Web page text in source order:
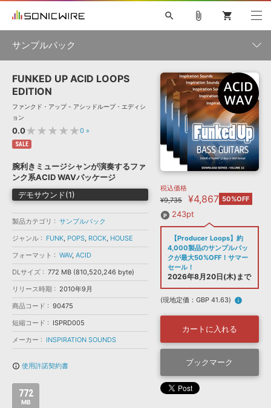
ソフト音源 »
プラグイン・エフェクト »
サンプルパック »
ソフトウェア／ツール »
DAW »
効果音 »
BGM »
キャンペーン »
特集 »
ニュースレター »
SONICWIREブログ »
製品サポート情報 »
DTMガイド »
FAQ »
お問い合わせ »
音楽カード
楽曲配信流通サービス
無償のサウンド管理ソフト
次世代型 ボーカル・エディタ
APS 映像のBGM・セリフを音声分離
SLS
search
初音ミク NT 鏡音リン・レン V4X 巡音ルカ V4X
MEIKO V3
KAITO V3
TOONTRACK
SPITFIRE AUDIO
VIENNA
EZ DRUMMER 3 SERUM
ライセンスフリーBGM
サンプルパックを試そう
ボーカル抜き出し
DUBSTEP
ELECTRONICA
MUTANT
ROUTER.FM
ソフト音源 プラグイン・エフェクト
ソフトウェア／ツール DAW 効果音
attach_file shopping_cart
サンプルパック
製品一覧
ジャンル
メーカー
フォーマット
ランキング
FUNKED UP ACID LOOPS
EDITION
ファンクド・アップ - アシッドループ・エディシ
ョン
0.0★★★★★0 »
SALE
腕利きミュージシャンが演奏するファ
ンク系ACID WAVパッケージ
デモサウンド(1)
製品カテゴリ
サンプルパック
ジャンル
FUNK, POPS, ROCK, HOUSE
フォーマット
WAV, ACID
DLサイズ
772 MB (810,520,246 byte)
リリース時期
2010年9月
商品コード
90475
短縮コード
ISPRD005
メーカー
INSPIRATION SOUNDS
info_outline 使用許諾契約書
772
MB
税込価格
¥9,735
¥4,867 50%OFF
243pt
【Producer Loops】約
4,000製品のサンプルパッ
クが最大50%OFF！サマー
セール！
2026年8月20日(木)まで
(現地定価：GBP 41.63) info
カートに入れる
ブックマーク